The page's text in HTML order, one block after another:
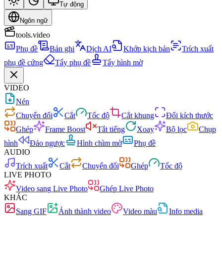
Tự động
Ngôn ngữ
tools.video
Phụ đề
Bản ghi Dịch AI Khớp kịch bản
Trích xuất
phụ đề cứng
Tẩy phụ đề Tẩy hình mờ
VIDEO
Nén
Chuyển đổi
Cắt Tốc độ Cắt khung
Đổi kích thước
Ghép
Frame Boost Tắt tiếng Xoay Bộ lọc
Chụp
hình
Đảo ngược Hình chìm mờ
Phụ đề
AUDIO
Trích xuất
Cắt Chuyển đổi Ghép
Tốc độ
LIVE PHOTO
Video sang Live Photo
Ghép Live Photo
KHÁC
Sang GIF
Ảnh thành video Video màu
Info media